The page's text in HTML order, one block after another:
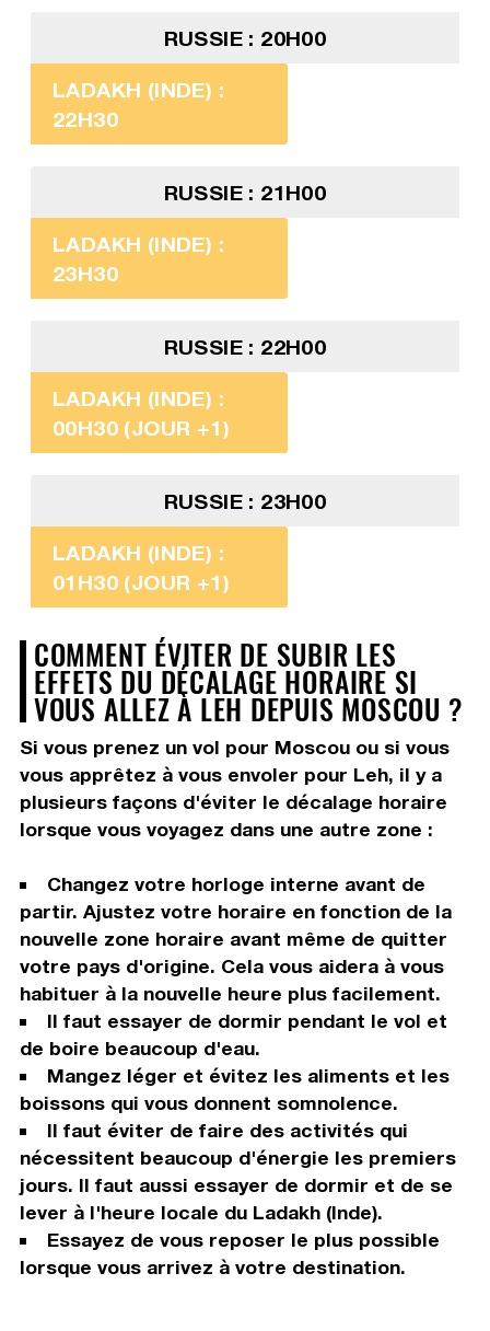
RUSSIE : 20H00
LADAKH (INDE) :
22H30
RUSSIE : 21H00
LADAKH (INDE) :
23H30
RUSSIE : 22H00
LADAKH (INDE) :
00H30 (JOUR +1)
RUSSIE : 23H00
LADAKH (INDE) :
01H30 (JOUR +1)
COMMENT ÉVITER DE SUBIR LES
EFFETS DU DÉCALAGE HORAIRE SI
VOUS ALLEZ À LEH DEPUIS MOSCOU ?
Si vous prenez un vol pour Moscou ou si vous
vous apprêtez à vous envoler pour Leh, il y a
plusieurs façons d'éviter le décalage horaire
lorsque vous voyagez dans une autre zone :
Changez votre horloge interne avant de
partir. Ajustez votre horaire en fonction de la
nouvelle zone horaire avant même de quitter
votre pays d'origine. Cela vous aidera à vous
habituer à la nouvelle heure plus facilement.
Il faut essayer de dormir pendant le vol et
de boire beaucoup d'eau.
Mangez léger et évitez les aliments et les
boissons qui vous donnent somnolence.
Il faut éviter de faire des activités qui
nécessitent beaucoup d'énergie les premiers
jours. Il faut aussi essayer de dormir et de se
lever à l'heure locale du Ladakh (Inde).
Essayez de vous reposer le plus possible
lorsque vous arrivez à votre destination.